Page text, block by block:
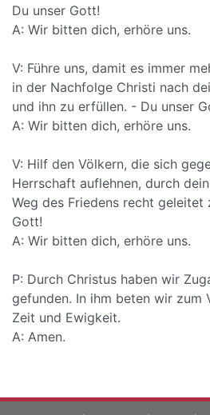
Du unser Gott!
A: Wir bitten dich, erhöre uns.
V: Führe uns, damit es immer
in der Nachfolge Christi nach
und ihn zu erfüllen. - Du unser
A: Wir bitten dich, erhöre uns.
V: Hilf den Völkern, die sich
Herrschaft auflehnen, durch
Weg des Friedens recht geleitet
Gott!
A: Wir bitten dich, erhöre uns.
P: Durch Christus haben wir
gefunden. In ihm beten wir zum
Zeit und Ewigkeit.
A: Amen.